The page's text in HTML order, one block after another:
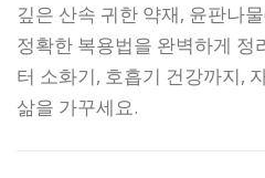
깊은 산속 귀한 약재, 윤판나
정확한 복용법을 완벽하게 정
터 소화기, 호흡기 건강까지,
삶을 가꾸세요.